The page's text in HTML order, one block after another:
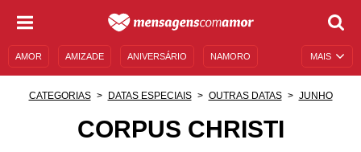
MAIS
AMOR AMIZADE ANIVERSÁRIO NAMORO
CATEGORIAS DATAS ESPECIAIS OUTRAS DATAS JUNHO
CORPUS CHRISTI